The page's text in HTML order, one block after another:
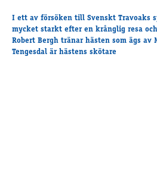
Åby Stora Pris 2026
I ett av försöken till Svenskt Travoaks
mycket starkt efter en krånglig resa
Robert Bergh tränar hästen som ägs av
Tengesdal är hästens skötare